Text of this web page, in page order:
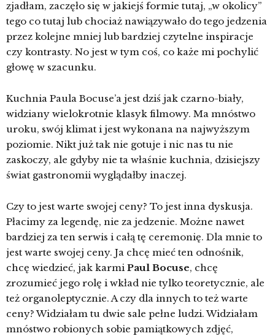
zjadłam, zaczęło się w jakiejś formie tutaj, „w okolicy”
tego co tutaj lub chociaż nawiązywało do tego jedzenia
przez kolejne mniej lub bardziej czytelne inspiracje
czy kontrasty. No jest w tym coś, co każe mi pochylić
głowę w szacunku.
Kuchnia Paula Bocuse’a jest dziś jak czarno-biały,
widziany wielokrotnie klasyk filmowy. Ma mnóstwo
uroku, swój klimat i jest wykonana na najwyższym
poziomie. Nikt już tak nie gotuje i nic nas tu nie
zaskoczy, ale gdyby nie ta właśnie kuchnia, dzisiejszy
świat gastronomii wyglądałby inaczej.
Czy to jest warte swojej ceny? To jest inna dyskusja.
Płacimy za legendę, nie za jedzenie. Możne nawet
bardziej za ten serwis i całą tę ceremonię. Dla mnie to
jest warte swojej ceny. Ja chcę mieć ten odnośnik,
chcę wiedzieć, jak karmi Paul Bocuse, chcę
zrozumieć jego rolę i wkład nie tylko teoretycznie, ale
też organoleptycznie. A czy dla innych to też warte
ceny? Widziałam tu dwie sale pełne ludzi. Widziałam
mnóstwo robionych sobie pamiątkowych zdjęć,